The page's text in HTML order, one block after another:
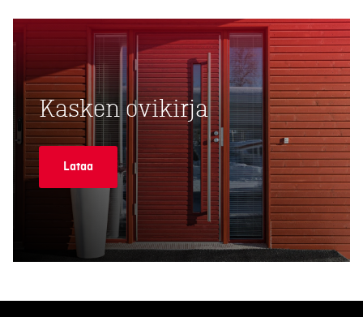
Kasken ovikirja
Lataa